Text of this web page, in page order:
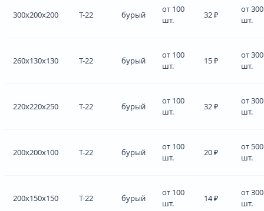
300x200x200 Т-22 бурый
от 100
шт.
32 ₽
от 300
шт.
260x130x130 Т-22 бурый
от 100
шт.
15 ₽
от 300
шт.
220x220x250 Т-22 бурый
от 100
шт.
32 ₽
от 300
шт.
200x200x100 Т-22 бурый
от 100
шт.
20 ₽
от 500
шт.
200x150x150 Т-22 бурый
от 100
шт.
14 ₽
от 300
шт.